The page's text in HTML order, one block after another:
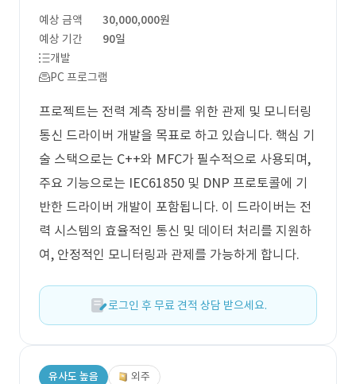
예상 금액
30,000,000원
예상 기간
90일
개발
PC 프로그램
프로젝트는 전력 계측 장비를 위한 관제 및 모니터링
통신 드라이버 개발을 목표로 하고 있습니다. 핵심 기
술 스택으로는 C++와 MFC가 필수적으로 사용되며,
주요 기능으로는 IEC61850 및 DNP 프로토콜에 기
반한 드라이버 개발이 포함됩니다. 이 드라이버는 전
력 시스템의 효율적인 통신 및 데이터 처리를 지원하
여, 안정적인 모니터링과 관제를 가능하게 합니다.
로그인 후 무료 견적 상담 받으세요.
유사도 높음 외주